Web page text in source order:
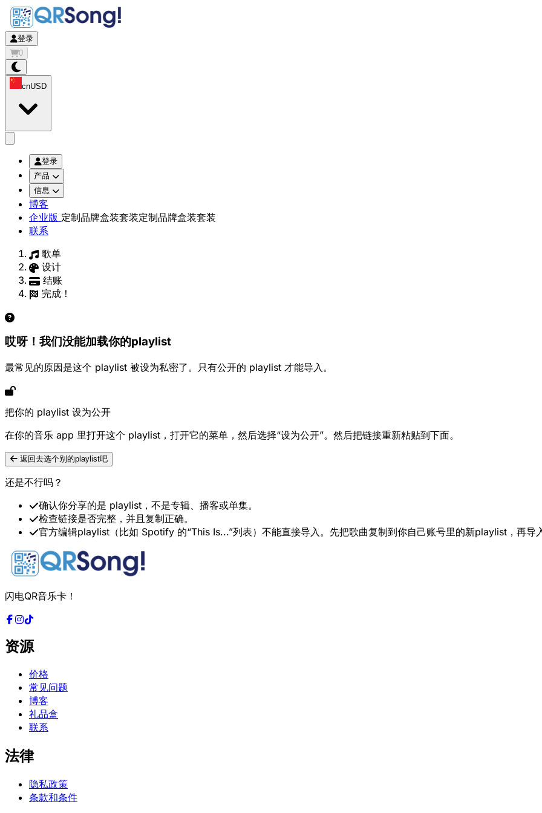
登录
0
cnUSD
登录
产品
信息
博客
企业版 定制品牌盒装套装定制品牌盒装套装
联系
歌单
设计
结账
完成！
哎呀！我们没能加载你的playlist
最常见的原因是这个 playlist 被设为私密了。只有公开的 playlist 才能导入。
把你的 playlist 设为公开
在你的音乐 app 里打开这个 playlist，打开它的菜单，然后选择“设为公开”。然后把链接重新粘贴到下面。
返回去选个别的playlist吧
还是不行吗？
确认你分享的是 playlist，不是专辑、播客或单集。
检查链接是否完整，并且复制正确。
官方编辑playlist（比如 Spotify 的“This Is...”列表）不能直接导入。先把歌曲复制到你自己账号里的新playlist，再导
闪电QR音乐卡！
资源
价格
常见问题
博客
礼品盒
联系
法律
隐私政策
条款和条件